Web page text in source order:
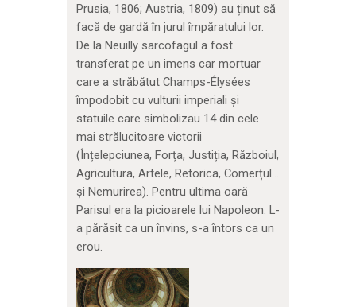
Prusia, 1806; Austria, 1809) au ținut să
facă de gardă în jurul împăratului lor.
De la Neuilly sarcofagul a fost
transferat pe un imens car mortuar
care a străbătut Champs-Élysées
împodobit cu vulturii imperiali și
statuile care simbolizau 14 din cele
mai strălucitoare victorii
(Înțelepciunea, Forța, Justiția, Războiul,
Agricultura, Artele, Retorica, Comerțul…
și Nemurirea). Pentru ultima oară
Parisul era la picioarele lui Napoleon. L-
a părăsit ca un învins, s-a întors ca un
erou.